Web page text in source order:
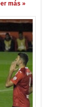
más »